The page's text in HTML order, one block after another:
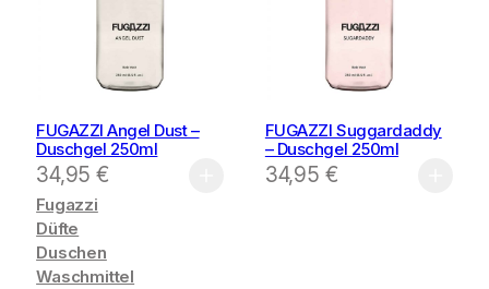
FUGAZZI Angel Dust –
Duschgel 250ml
34,95€
FUGAZZI Suggardaddy
– Duschgel 250ml
34,95 €
Fugazzi
Düfte
Duschen
Waschmittel